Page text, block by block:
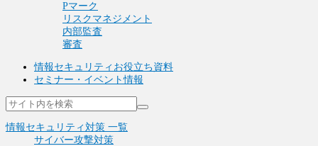
Pマーク
リスクマネジメント
内部監査
審査
情報セキュリティお役立ち資料
セミナー・イベント情報
情報セキュリティ対策 一覧
サイバー攻撃対策